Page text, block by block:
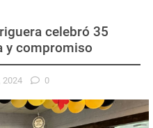
celebró 35
y compromiso
2024 0